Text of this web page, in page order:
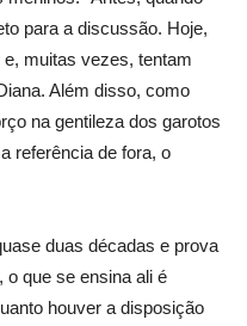
para a discussão. Hoje,
muitas vezes, tentam
Além disso, como
na gentileza dos garotos
referência de fora, o
duas décadas e prova
o que se ensina ali é
houver a disposição